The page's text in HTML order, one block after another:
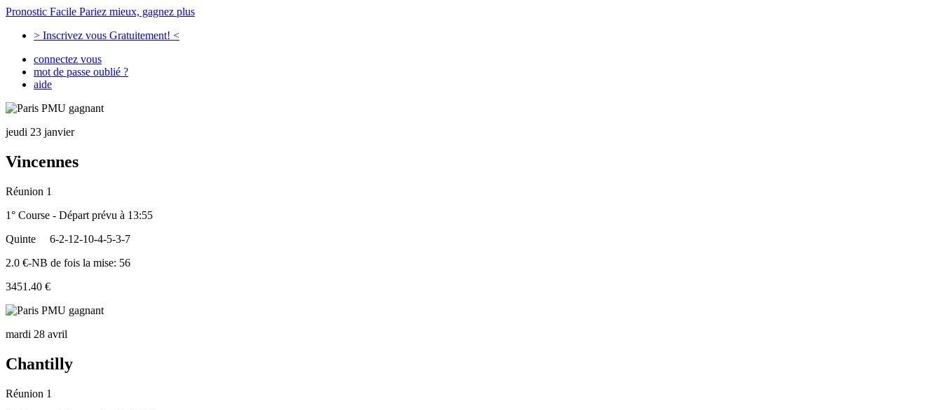
Pronostic Facile Pariez mieux, gagnez plus
> Inscrivez vous Gratuitement! <
connectez vous
mot de passe oublié ?
aide
jeudi 23 janvier
Vincennes
Réunion 1
1° Course - Départ prévu à 13:55
Quinte
6-2-12-10-4-5-3-7
2.0 €-NB de fois la mise: 56
3451.40 €
mardi 28 avril
Chantilly
Réunion 1